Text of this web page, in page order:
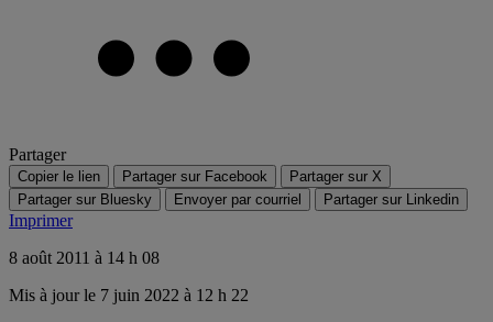
Partager
Copier le lien Partager sur Facebook
Partager sur X
Partager sur Bluesky
Envoyer par courriel Partager sur Linkedin
Imprimer
8 août 2011 à 14 h 08
Mis à jour le 7 juin 2022 à 12 h 22